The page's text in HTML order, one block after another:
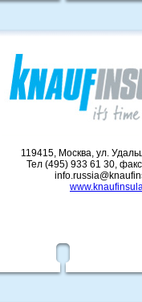
119415, Москва, ул.
Тел (495) 933 61 30,